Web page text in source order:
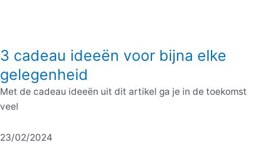
3 cadeau ideeën voor bijna elke
gelegenheid
Met de cadeau ideeën uit dit artikel ga je in de toekomst
veel
23/02/2024